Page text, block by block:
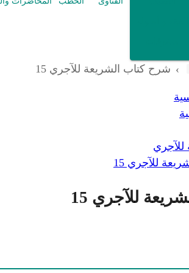
› شرح كتاب الشريعة للآجري 15
للآجري
للآجري 15
للآجري 15